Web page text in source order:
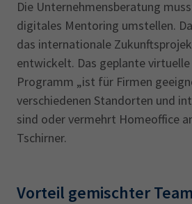
Die Unternehmensberatung
digitales Mentoring umstellen.
das internationale
entwickelt. Das geplante
Programm „ist für Firmen
verschiedenen Standorten und
sind oder vermehrt Homeoffice
Tschirner.
Vorteil gemischter